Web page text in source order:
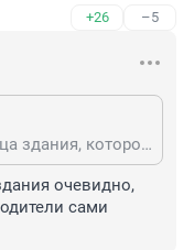
+26 –5
Здесь очевидна вина владельца здания, которое разрушается уже очень давно.
очевидно,
сами